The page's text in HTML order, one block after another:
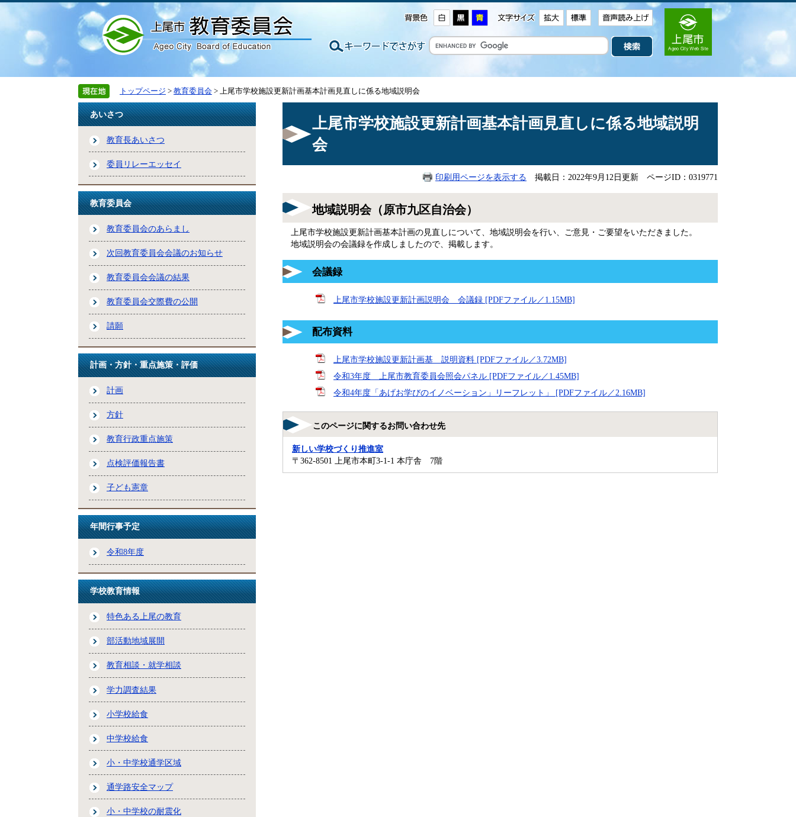
トップページ > 教育委員会 > 上尾市学校施設更新計画基本計画見直しに係る地域説明会
あいさつ
教育長あいさつ
委員リレーエッセイ
教育委員会
教育委員会のあらまし
次回教育委員会会議のお知らせ
教育委員会会議の結果
教育委員会交際費の公開
請願
計画・方針・重点施策・評価
計画
方針
教育行政重点施策
点検評価報告書
子ども憲章
年間行事予定
令和8年度
学校教育情報
特色ある上尾の教育
部活動地域展開
教育相談・就学相談
学力調査結果
小学校給食
中学校給食
小・中学校通学区域
通学路安全マップ
小・中学校の耐震化
上尾市学校施設更新計画基本計画見直しに係る地域説明
会
印刷用ページを表示する 掲載日：2022年9月12日更新 ページID：0319771
地域説明会（原市九区自治会）
上尾市学校施設更新計画基本計画の見直しについて、地域説明会を行い、ご意見・ご要望をいただきました。
地域説明会の会議録を作成しましたので、掲載します。
会議録
上尾市学校施設更新計画説明会 会議録 [PDFファイル／1.15MB]
配布資料
上尾市学校施設更新計画基 説明資料 [PDFファイル／3.72MB]
令和3年度 上尾市教育委員会照会パネル [PDFファイル／1.45MB]
令和4年度「あげお学びのイノベーション」リーフレット」 [PDFファイル／2.16MB]
このページに関するお問い合わせ先
新しい学校づくり推進室
〒362-8501
上尾市本町3-1-1 本庁舎 7階